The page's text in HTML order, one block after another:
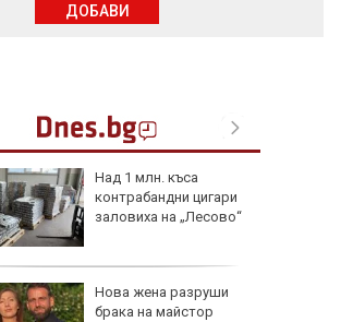
Над 1 млн. къса
контрабандни цигари
заловиха на „Лесово“
Нова жена разруши
брака на майстор
ДОБАВИ